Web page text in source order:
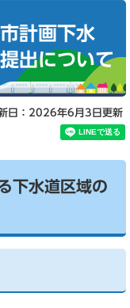
計画下水
出について
日：2026年6月3日更新
下水道区域の